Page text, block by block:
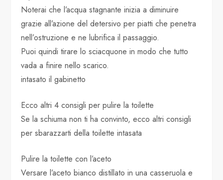
Noterai che l’acqua stagnante inizia a diminuire
grazie all’azione del detersivo per piatti che penetra
nell’ostruzione e ne lubrifica il passaggio.
Puoi quindi tirare lo sciacquone in modo che tutto
vada a finire nello scarico.
intasato il gabinetto
Ecco altri 4 consigli per pulire la toilette
Se la schiuma non ti ha convinto, ecco altri consigli
per sbarazzarti della toilette intasata
Pulire la toilette con l’aceto
Versare l’aceto bianco distillato in una casseruola e